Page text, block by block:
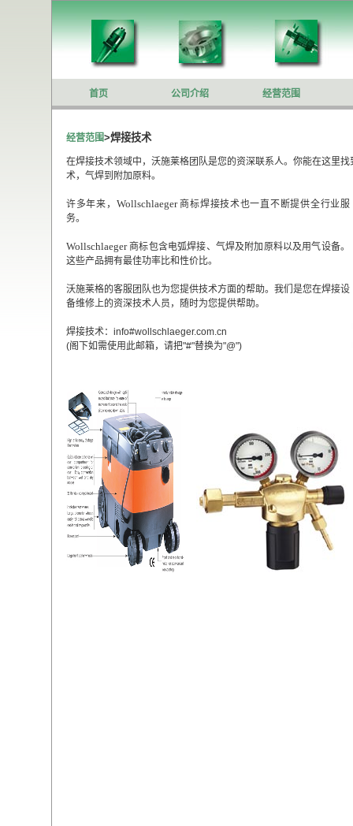
首页 公司介绍 经营范围
经营范围>焊接技术
在焊接技术领域中，沃施莱格团队是您的资深联系人。你能在这里
术，气焊到附加原料。
许多年来， Wollschlaeger商标焊接技术也一直不断提供全行业服
务。
Wollschlaeger商标包含电弧焊接、气焊及附加原料以及用气设备。
这些产品拥有最佳功率比和性价比。
沃施莱格的客服团队也为您提供技术方面的帮助。我们是您在焊接设
备维修上的资深技术人员，随时为您提供帮助。
焊接技术：info#wollschlaeger.com.cn
(阁下如需使用此邮箱，请把"#"替换为"@")